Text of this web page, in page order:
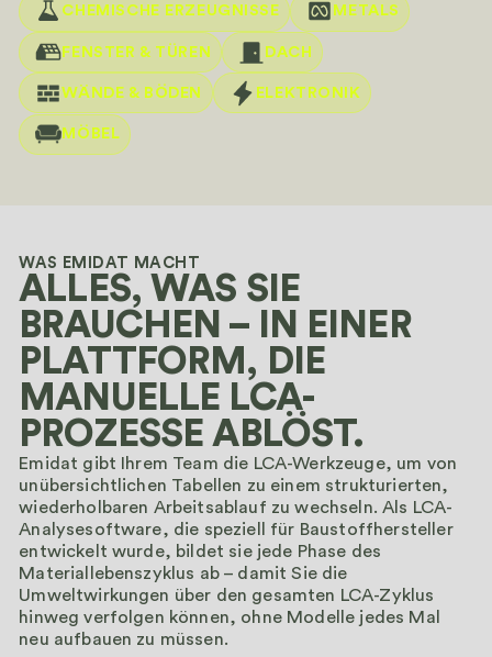
CHEMISCHE ERZEUGNISSE METALS
FENSTER & TÜREN DACH
WÄNDE & BÖDEN ELEKTRONIK
MÖBEL
WAS EMIDAT MACHT
ALLES, WAS SIE
BRAUCHEN – IN EINER
PLATTFORM, DIE
MANUELLE LCA-
PROZESSE ABLÖST.
Emidat gibt Ihrem Team die LCA-Werkzeuge, um von
unübersichtlichen Tabellen zu einem strukturierten,
wiederholbaren Arbeitsablauf zu wechseln. Als LCA-
Analysesoftware, die speziell für Baustoffhersteller
entwickelt wurde, bildet sie jede Phase des
Materiallebenszyklus ab – damit Sie die
Umweltwirkungen über den gesamten LCA-Zyklus
hinweg verfolgen können, ohne Modelle jedes Mal
neu aufbauen zu müssen.